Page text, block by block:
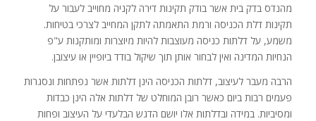
מהנדס בדק בית אשר בודק תקינות דירה לקניה מחוייב לעבור על
תקינות דלת הכניסה ורמת התאמתה לתקן המחייב לצרכי בטיחות.
משמע, על דלתות כניסה מעוצבות להיות מיוצרות ומותקנות ע"פ
הנחיות המדינה ואין לבחור אותן תוך שיקול בודד ביופיין או עיצובן.
הרבה מעבר לעיצוב, דלתות הכניסה הינן דלתות אשר נפתחות ונסגרות
פעמים רבות ביום כאשר רובן המוחלט של דלתות אלה הינן כבדות
ומסיביות. במידה ובדלתות אלו יושם הדגש הבלעדי על העיצוב ופחות